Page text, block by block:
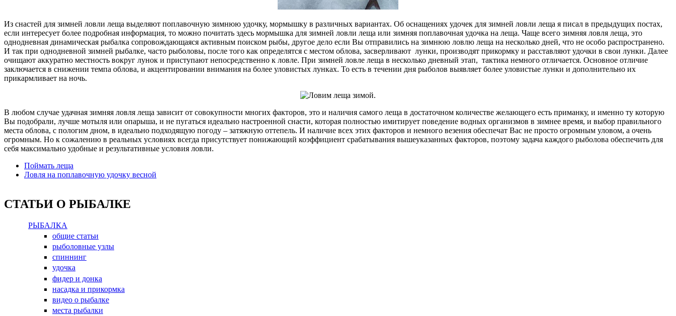
Из снастей для зимней ловли леща выделяют поплавочную зимнюю удочку, мормышку в различных вариантах. Об оснащениях удочек для зимней ловли леща я писал в предыдущих постах,
если интересует более подробная информация, то можно почитать здесь мормышка для зимней ловли леща или зимняя поплавочная удочка на леща. Чаще всего зимняя ловля леща, это
однодневная динамическая рыбалка сопровождающаяся активным поиском рыбы, другое дело если Вы отправились на зимнюю ловлю леща на несколько дней, что не особо распространено.
И так при однодневной зимней рыбалке, часто рыболовы, после того как определятся с местом облова, засверливают лунки, производят прикормку и расставляют удочки в свои лунки. Далее
очищают аккуратно местность вокруг лунок и приступают непосредственно к ловле. При зимней ловле леща в несколько дневный этап, тактика немного отличается. Основное отличие
заключается в снижении темпа облова, и акцентировании внимания на более уловистых лунках. То есть в течении дня рыболов выявляет более уловистые лунки и дополнительно их
прикармливает на ночь.
В любом случае удачная зимняя ловля леща зависит от совокупности многих факторов, это и наличия самого леща в достаточном количестве желающего есть приманку, и именно ту которую
Вы подобрали, лучше мотыля или опарыша, и не пугаться идеально настроенной снасти, которая полностью имитирует поведение водных организмов в зимнее время, и выбор правильного
места облова, с пологим дном, в идеально подходящую погоду – затяжную оттепель. И наличие всех этих факторов и немного везения обеспечат Вас не просто огромным уловом, а очень
огромным. Но к сожалению в реальных условиях всегда присутствует понижающий коэффициент срабатывания вышеуказанных факторов, поэтому задача каждого рыболова обеспечить для
себя максимально удобные и результативные условия ловли.
Поймать леща
Ловля на поплавочную удочку весной
СТАТЬИ О РЫБАЛКЕ
РЫБАЛКА
общие статьи
рыболовные узлы
спиннинг
удочка
фидер и донка
насадка и прикормка
видео о рыбалке
места рыбалки